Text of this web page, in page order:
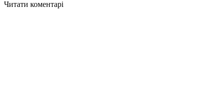
Читати коментарі